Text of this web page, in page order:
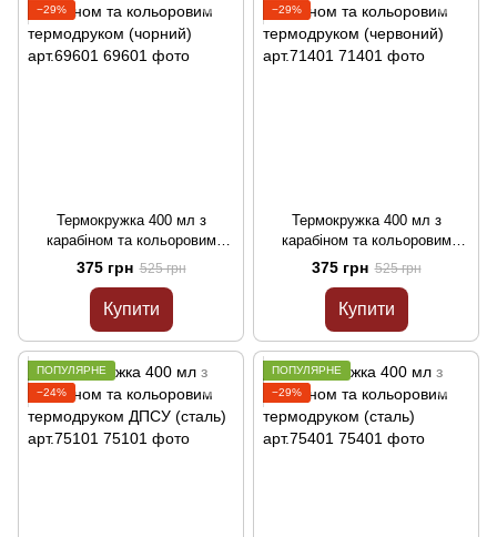
−29%
Термокружка 400 мл з
карабіном та кольоровим
термодруком (чорний)
арт.69601
375 грн 525 грн
Купити
−29%
Термокружка 400 мл з
карабіном та кольоровим
термодруком (червоний)
арт.71401
375 грн 525 грн
Купити
ПОПУЛЯРНЕ
−24%
ПОПУЛЯРНЕ
−29%